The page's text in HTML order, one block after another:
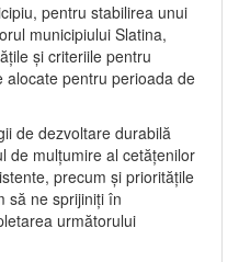
pentru stabilirea unui
municipiului Slatina,
și criteriile pentru
pentru perioada de
de dezvoltare durabilă
de mulțumire al cetățenilor
precum și prioritățile
să ne sprijiniți în
următorului